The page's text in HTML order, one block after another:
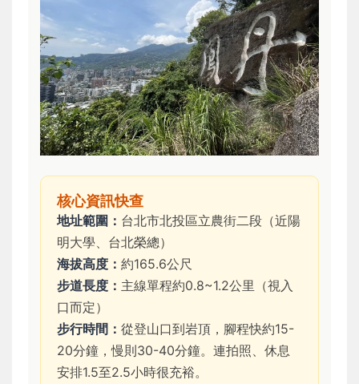
核心資訊快查
地址範圍： 台北市北投區立農街二段（近陽
明大學、台北榮總）
海拔高度： 約165.6公尺
步道長度： 主線單程約0.8~1.2公里（視入
口而定）
步行時間： 從登山口到岩頂，腳程快約15-
20分鐘，慢則30-40分鐘。連拍照、休息
安排1.5至2.5小時很充裕。